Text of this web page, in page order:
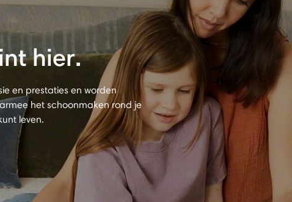
hier.
en prestaties en worden
het schoonmaken rond je
leven.